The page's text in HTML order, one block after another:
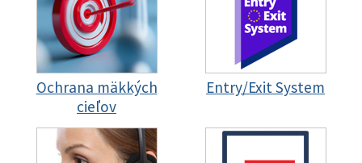
Ochrana mäkkých
cieľov
Entry/Exit System